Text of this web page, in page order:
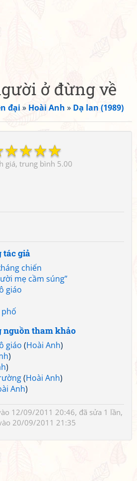
ở đừng về
đại » Hoài Anh » Dạ lan (1989)
☆
☆
☆
☆
5.00
tác giả
chiến
mẹ cầm súng”
giáo
nguồn tham khảo
giáo (Hoài Anh)
)
)
(Hoài Anh)
Anh)
12/09/2011 20:46, đã sửa 1 lần,
20/09/2011 21:35